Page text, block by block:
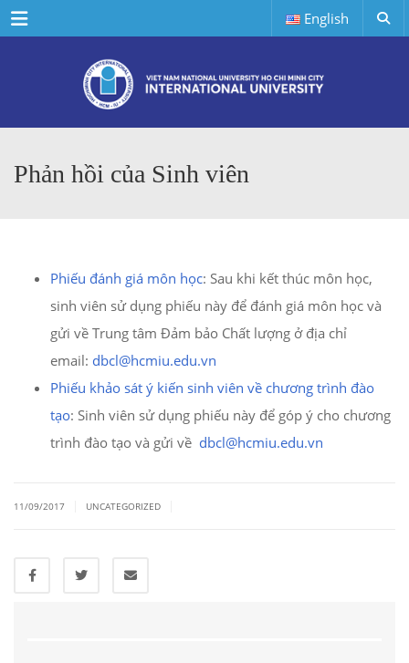
Menu English
Phản hồi của Sinh viên
Phiếu đánh giá môn học: Sau khi kết thúc môn học,
sinh viên sử dụng phiếu này để đánh giá môn học và
gửi về Trung tâm Đảm bảo Chất lượng ở địa chỉ
email: dbcl@hcmiu.edu.vn
Phiếu khảo sát ý kiến sinh viên về chương trình đào
tạo: Sinh viên sử dụng phiếu này để góp ý cho chương
trình đào tạo và gửi về dbcl@hcmiu.edu.vn
11/09/2017 UNCATEGORIZED